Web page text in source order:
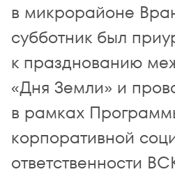
в микрорайоне
субботник был
к празднованию
«Дня Земли» и
в рамках
корпоративной
ответственности